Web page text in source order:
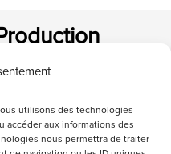
utilisons des technologies
accéder aux informations des
nous permettra de traiter